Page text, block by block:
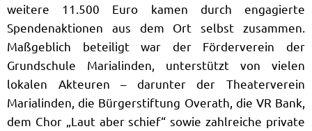
weitere 11.500 Euro kamen durch engagierte
Spendenaktionen aus dem Ort selbst zusammen.
Maßgeblich beteiligt war der Förderverein der
Grundschule Marialinden, unterstützt von vielen
lokalen Akteuren – darunter der Theaterverein
Marialinden, die Bürgerstiftung Overath, die VR Bank,
dem Chor „Laut aber schief“ sowie zahlreiche private